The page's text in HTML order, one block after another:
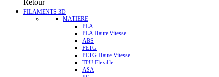
Retour
FILAMENTS 3D
MATIERE
PLA
PLA Haute Vitesse
ABS
PETG
PETG Haute Vitesse
TPU Flexible
ASA